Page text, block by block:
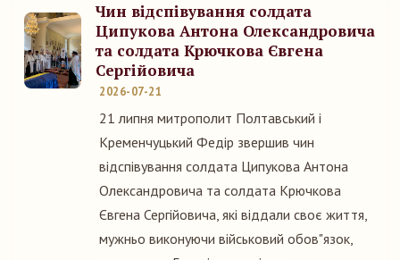
Чин відспівування солдата
Ципукова Антона Олександровича
та солдата Крючкова Євгена
Сергійовича
2026-07-21
21 липня митрополит Полтавський і
Кременчуцький Федір звершив чин
відспівування солдата Ципукова Антона
Олександровича та солдата Крючкова
Євгена Сергійовича, які віддали своє життя,
мужньо виконуючи військовий обов"язок,